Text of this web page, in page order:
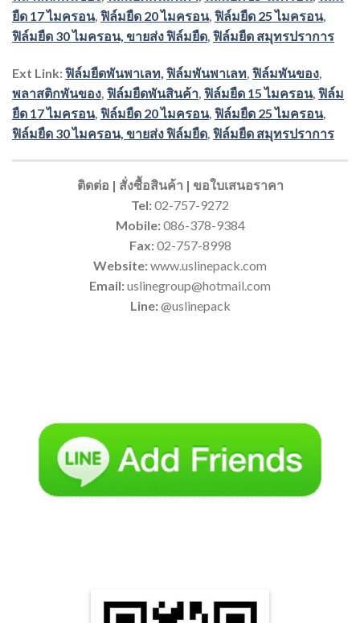
ยืด 17 ไมครอน, ฟิล์มยืด 20 ไมครอน, ฟิล์มยืด 25 ไมครอน,
ฟิล์มยืด 30 ไมครอน, ขายส่ง ฟิล์มยืด, ฟิล์มยืด สมุทรปราการ
Ext Link:ฟิล์มยืดพันพาเลท, ฟิล์มพันพาเลท ฟิล์มพันของ
พลาสติกพันของ ฟิล์มยืดพันสินค้า ฟิล์มยืด 15 ไมครอน, ฟิล์ม
ยืด 17 ไมครอน, ฟิล์มยืด 20 ไมครอน, ฟิล์มยืด 25 ไมครอน,
ฟิล์มยืด 30 ไมครอน, ขายส่ง ฟิล์มยืด ฟิล์มยืด สมุทรปราการ
ติดต่อ | สั่งซื้อสินค้า | ขอใบเสนอราคา
Tel:02-757-9272
Mobile:086-378-9384
Fax:02-757-8998
Website:www.uslinepack.com
Email:uslinegroup@hotmail.com
Line:@uslinepack